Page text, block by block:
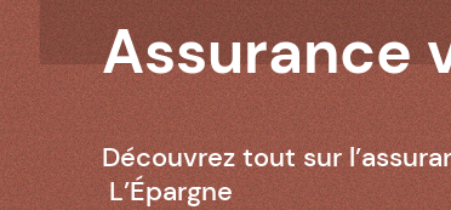
Assurance
Découvrez tout sur
L’Épargne